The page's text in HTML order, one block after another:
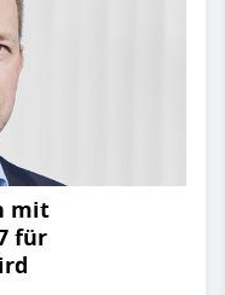
mit
für